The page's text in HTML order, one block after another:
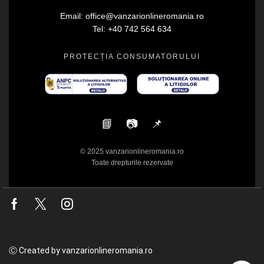
Email: office@vanzarionlineromania.ro
Tel: +40 742 564 634
PROTECȚIA CONSUMATORULUI
📘 📷 📌
© 2025 vanzarionlineromania.ro
Toate drepturile rezervate
Facebook
Twitter
Ⓒ Created by vanzarionlineromania.ro